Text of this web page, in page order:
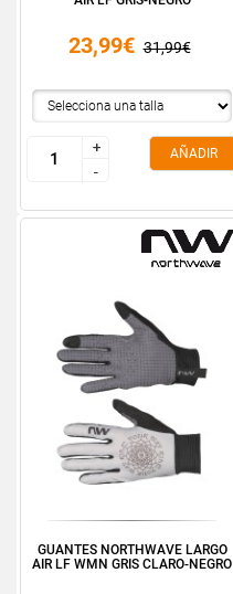
23,99€ 31,99€
+
-
+
-
AÑADIR
GUANTES NORTHWAVE LARGO
AIR LF WMN GRIS CLARO-NEGRO